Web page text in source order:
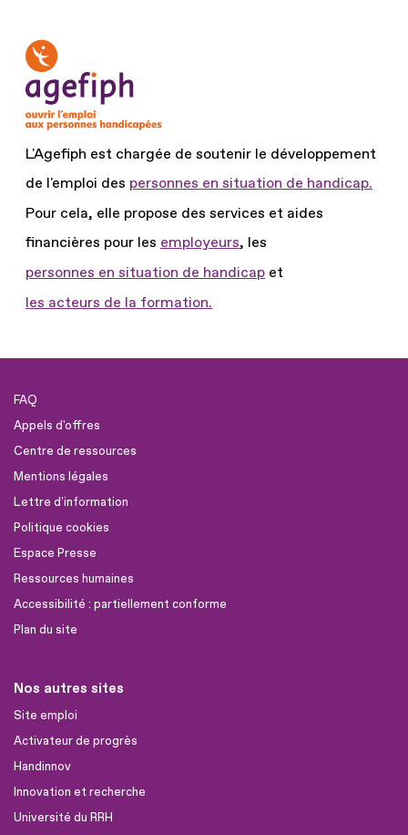
L'Agefiph est chargée de soutenir le développement
de l'emploi des personnes en situation de handicap.
Pour cela, elle propose des services et aides
financières pour les employeurs, les
personnes en situation de handicap et
les acteurs de la formation.
FAQ
Appels d'offres
Centre de ressources
Mentions légales
Lettre d'information
Politique cookies
Espace Presse
Ressources humaines
Accessibilité : partiellement conforme
Plan du site
Nos autres sites
Site emploi
Activateur de progrès
Handinnov
Innovation et recherche
Université du RRH